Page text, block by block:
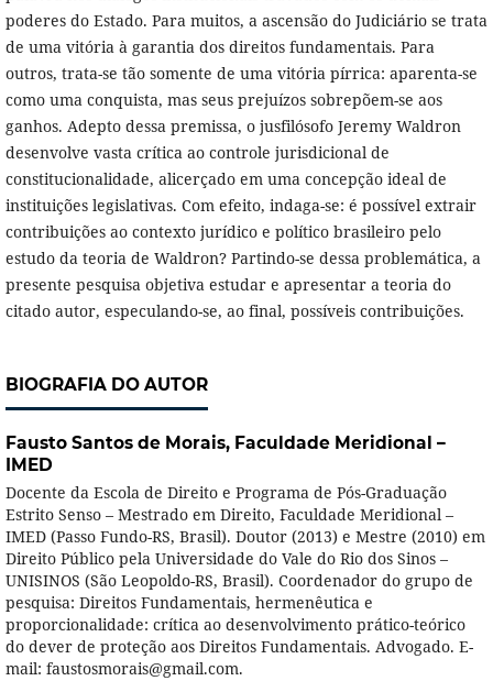
poderes do Estado. Para muitos, a ascensão do Judiciário se trata
de uma vitória à garantia dos direitos fundamentais. Para
outros, trata-se tão somente de uma vitória pírrica: aparenta-se
como uma conquista, mas seus prejuízos sobrepõem-se aos
ganhos. Adepto dessa premissa, o jusfilósofo Jeremy Waldron
desenvolve vasta crítica ao controle jurisdicional de
constitucionalidade, alicerçado em uma concepção ideal de
instituições legislativas. Com efeito, indaga-se: é possível extrair
contribuições ao contexto jurídico e político brasileiro pelo
estudo da teoria de Waldron? Partindo-se dessa problemática, a
presente pesquisa objetiva estudar e apresentar a teoria do
citado autor, especulando-se, ao final, possíveis contribuições.
BIOGRAFIA DO AUTOR
Fausto Santos de Morais, Faculdade Meridional –
IMED
Docente da Escola de Direito e Programa de Pós-Graduação
Estrito Senso – Mestrado em Direito, Faculdade Meridional –
IMED (Passo Fundo-RS, Brasil). Doutor (2013) e Mestre (2010) em
Direito Público pela Universidade do Vale do Rio dos Sinos –
UNISINOS (São Leopoldo-RS, Brasil). Coordenador do grupo de
pesquisa: Direitos Fundamentais, hermenêutica e
proporcionalidade: crítica ao desenvolvimento prático-teórico
do dever de proteção aos Direitos Fundamentais. Advogado. E-
mail: faustosmorais@gmail.com.